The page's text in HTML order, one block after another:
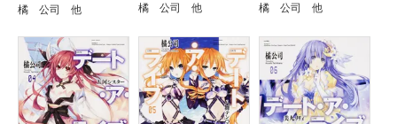
橘 公司 他
橘 公司 他
橘 公司 他